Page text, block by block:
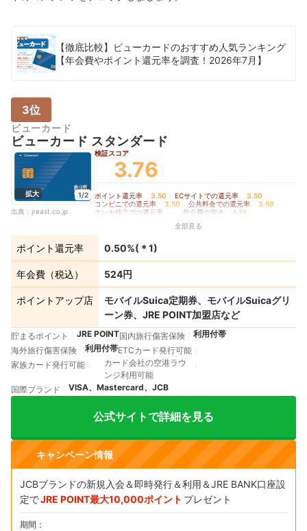
【徹底比較】ビューカードのおすすめ人気ランキング
【年会費やポイント還元率を調査！2026年7月】
3位
ビューカード
ビューカード スタンダード
拡大
1/2
出典： jreast.co.jp
検証スコア
3.76
ポイント還元率 3.50 ECサイトでの還元率 3.50
コンビニでの還元率 3.50 公共料金での還元率 3.50
クレカ積立での還元率 年会費の安さ
4.16
全部見る
ポイント還元率 0.50%(＊1)
年会費（税込） 524円
ポイントアップ店
モバイルSuica定期券、モバイルSuicaグリ
ーン券、JRE POINT加盟店など
貯まるポイント JRE POINT国内旅行傷害保険
利用付帯
海外旅行傷害保険
利用付帯ETCカード発行可能
家族カード発行可能
カード会社の空港ラウ
ンジ利用可能
国際ブランド
VISA、Mastercard、JCB
公式サイトで詳細を見る
キャンペーン情報
JCBブランドの新規入会＆即時発行＆利用＆JRE BANK口座設
定でJRE POINT最大10,000ポイント プレゼント
期間：